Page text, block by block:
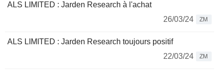
ALS LIMITED : Jarden Research à l'achat
26/03/24
ZM
ALS LIMITED : Jarden Research toujours positif
22/03/24
ZM